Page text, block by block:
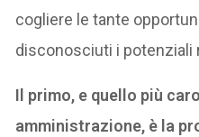
cogliere le tante
disconosciuti i potenziali
Il primo, e quello più
amministrazione, è la